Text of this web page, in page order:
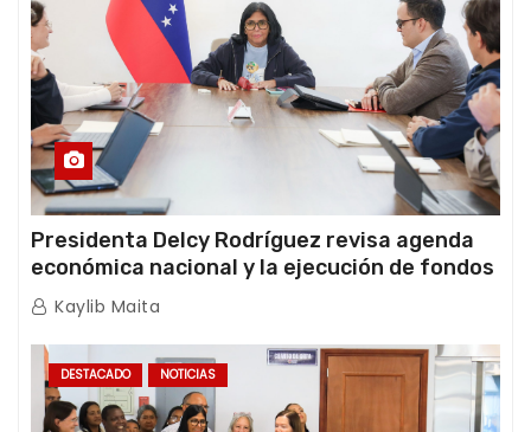
Presidenta Delcy Rodríguez revisa agenda
económica nacional y la ejecución de fondos
de emergencia post-sismos
Kaylib Maita
DESTACADO NOTICIAS